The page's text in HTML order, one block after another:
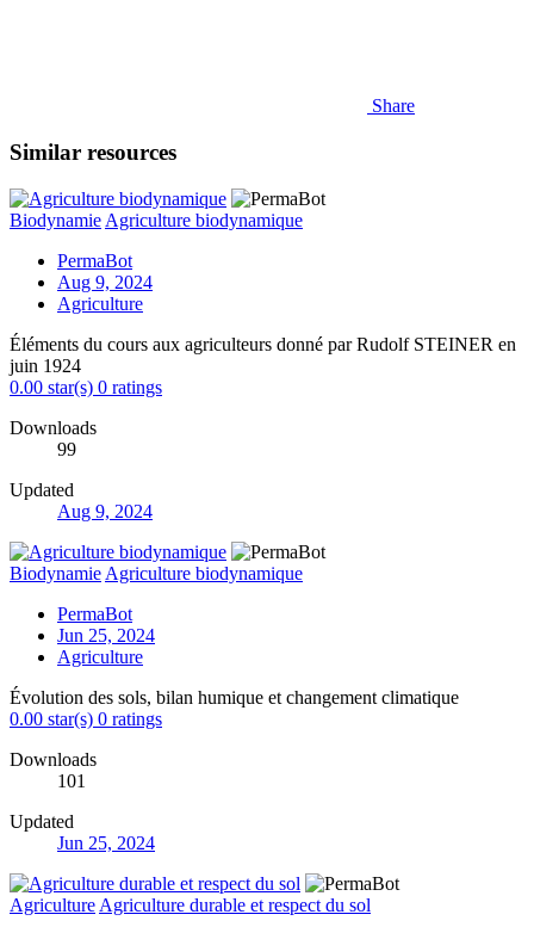
Share
Similar resources
Biodynamie Agriculture biodynamique
PermaBot
Aug 9, 2024
Agriculture
Éléments du cours aux agriculteurs donné par Rudolf STEINER en
juin 1924
0.00 star(s) 0 ratings
Downloads
99
Updated
Aug 9, 2024
Biodynamie Agriculture biodynamique
PermaBot
Jun 25, 2024
Agriculture
Évolution des sols, bilan humique et changement climatique
0.00 star(s) 0 ratings
Downloads
101
Updated
Jun 25, 2024
Agriculture Agriculture durable et respect du sol